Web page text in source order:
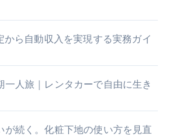
から自動収入を実現する実務ガイ
一人旅｜レンタカーで自由に生き
が続く。化粧下地の使い方を見直